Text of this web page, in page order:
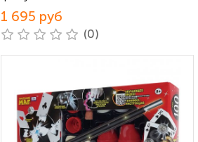
1 695 руб
(0)